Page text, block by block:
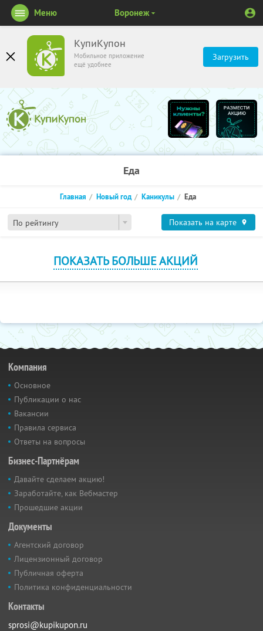
КупиКупон
Мобильное приложение
ещё удобнее
Загрузить
Меню Воронеж
Еда
По рейтингу
Главная Новый год Каникулы Еда
Показать на карте
ПОКАЗАТЬ БОЛЬШЕ АКЦИЙ
Компания
Основное
Публикации о нас
Вакансии
Правила сервиса
Ответы на вопросы
Бизнес-Партнёрам
Давайте сделаем акцию!
Заработайте, как Вебмастер
Прошедшие акции
Документы
Агентский договор
Лицензионный договор
Публичная оферта
Политика конфиденциальности
Контакты
sprosi@kupikupon.ru